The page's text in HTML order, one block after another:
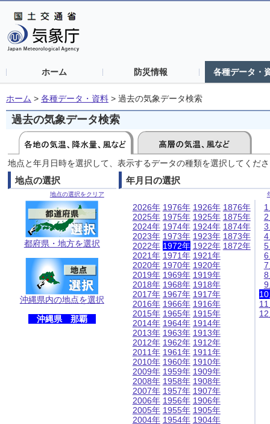
ホーム 防災情報 各種データ・
ホーム > 各種データ・資料 > 過去の気象データ検索
過去の気象データ検索
地点と年月日時を選択して、表示するデータの種類を選択してくだ
地点の選択
地点の選択をクリア
都府県・地方を選択
沖縄県内の地点を選択
沖縄県 那覇
年月日の選択
2026年
2025年
2024年
2023年
2022年
2021年
2020年
2019年
2018年
2017年
2016年
2015年
2014年
2013年
2012年
2011年
2010年
2009年
2008年
2007年
2006年
2005年
2004年
1976年
1975年
1974年
1973年
1972年
1971年
1970年
1969年
1968年
1967年
1966年
1965年
1964年
1963年
1962年
1961年
1960年
1959年
1958年
1957年
1956年
1955年
1954年
1926年
1925年
1924年
1923年
1922年
1921年
1920年
1919年
1918年
1917年
1916年
1915年
1914年
1913年
1912年
1911年
1910年
1909年
1908年
1907年
1906年
1905年
1904年
1876年
1875年
1874年
1873年
1872年